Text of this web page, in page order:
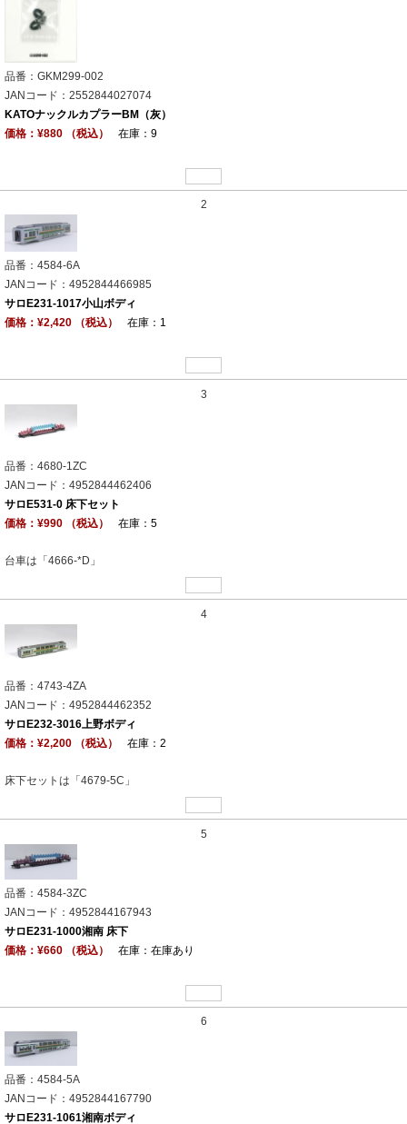
品番：GKM299-002
JANコード：2552844027074
KATOナックルカプラーBM（灰）
価格：¥880 （税込）
在庫：9
2
品番：4584-6A
JANコード：4952844466985
サロE231-1017小山ボディ
価格：¥2,420 （税込）
在庫：1
3
品番：4680-1ZC
JANコード：4952844462406
サロE531-0 床下セット
価格：¥990 （税込）
在庫：5
台車は「4666-*D」
4
品番：4743-4ZA
JANコード：4952844462352
サロE232-3016上野ボディ
価格：¥2,200 （税込）
在庫：2
床下セットは「4679-5C」
5
品番：4584-3ZC
JANコード：4952844167943
サロE231-1000湘南 床下
価格：¥660 （税込）
在庫：在庫あり
6
品番：4584-5A
JANコード：4952844167790
サロE231-1061湘南ボディ